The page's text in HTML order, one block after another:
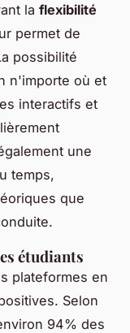
la flexibilité
permet de
possibilité
n'importe où et
interactifs et
une
temps,
que
étudiants
plateformes en
Selon
94% des